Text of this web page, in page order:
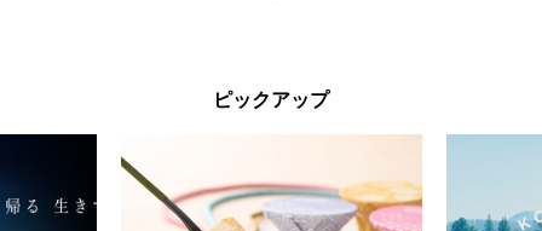
くの仲間の命を救い帰還させ、戦後まで生き抜き「幸運艦」と呼ばれ
主演は「雪風」の艦長・寺澤一利を演じる竹野内豊。先任伍長・早瀬
幸平を玉木宏が演じるほか、奥平大兼、田中麗奈、石丸幹二、益岡徹
ピックアップ